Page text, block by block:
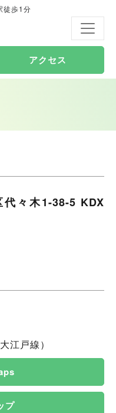
徒歩1分
々木クリニック
アクセス
々木1-38-5 KDX
江戸線）
プ